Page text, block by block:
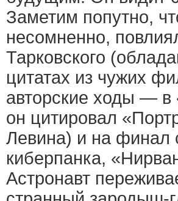
Заметим попутно,
несомненно,
Тарковского
цитатах из чужих
авторские ходы —
он цитировал
Левина) и на финал
киберпанка,
Астронавт